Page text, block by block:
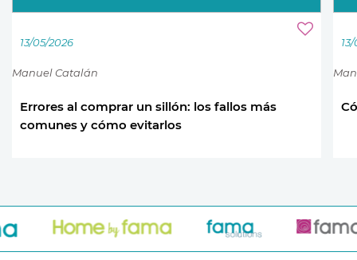
13/05/2026
Manuel Catalán
Errores al comprar un sillón: los fallos más
comunes y cómo evitarlos